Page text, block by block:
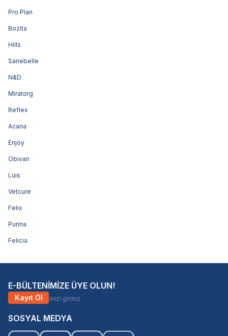
Pro Plan
Bozita
Hills
Sanebelle
N&D
Miratorg
Reflex
Acana
Enjoy
Obivan
Luis
Vetcure
Felix
Purina
Felicia
E-BÜLTENİMİZE ÜYE OLUN!
Kayıt Ol
SOSYAL MEDYA